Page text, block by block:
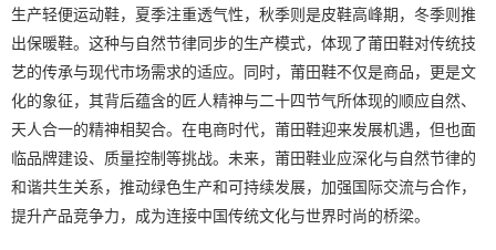
生产轻便运动鞋，夏季注重透气性，秋季则是皮鞋高峰期，冬季则推
出保暖鞋。这种与自然节律同步的生产模式，体现了莆田鞋对传统技
艺的传承与现代市场需求的适应。同时，莆田鞋不仅是商品，更是文
化的象征，其背后蕴含的匠人精神与二十四节气所体现的顺应自然、
天人合一的精神相契合。在电商时代，莆田鞋迎来发展机遇，但也面
临品牌建设、质量控制等挑战。未来，莆田鞋业应深化与自然节律的
和谐共生关系，推动绿色生产和可持续发展，加强国际交流与合作，
提升产品竞争力，成为连接中国传统文化与世界时尚的桥梁。